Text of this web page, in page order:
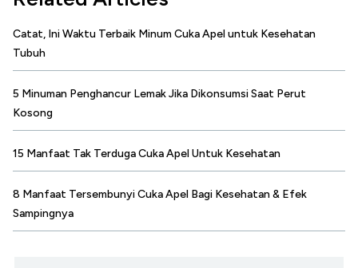
Catat, Ini Waktu Terbaik Minum Cuka Apel untuk Kesehatan
Tubuh
5 Minuman Penghancur Lemak Jika Dikonsumsi Saat Perut
Kosong
15 Manfaat Tak Terduga Cuka Apel Untuk Kesehatan
8 Manfaat Tersembunyi Cuka Apel Bagi Kesehatan & Efek
Sampingnya